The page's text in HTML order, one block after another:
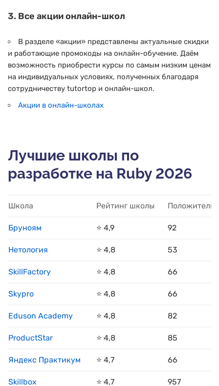
3. Все акции онлайн-школ
В разделе «акции» представлены актуальные скидки
и работающие промокоды на онлайн-обучение. Даём
возможность приобрести курсы по самым низким ценам
на индивидуальных условиях, полученных благодаря
сотрудничеству tutortop и онлайн-школ.
Акции в онлайн-школах
Лучшие школы по
разработке на Ruby 2026
Школа Рейтинг школы
Бруноям ⭐️ 4,9 92
Нетология ⭐️ 4,8 53
SkillFactory ⭐️ 4,8 66
Skypro ⭐️ 4,8 66
Eduson Academy ⭐️ 4,8 82
ProductStar ⭐️ 4,8 85
Яндекс Практикум ⭐️ 4,7 66
Skillbox ⭐️ 4,7 957